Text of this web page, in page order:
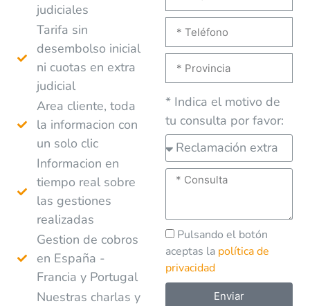
judiciales
Tarifa sin
desembolso inicial
ni cuotas en extra
judicial
Area cliente, toda
la informacion con
un solo clic
Informacion en
tiempo real sobre
las gestiones
realizadas
Gestion de cobros
en España -
Francia y Portugal
Nuestras charlas y
* Indica el motivo de
tu consulta por favor:
Pulsando el botón
aceptas la política de
privacidad
Enviar